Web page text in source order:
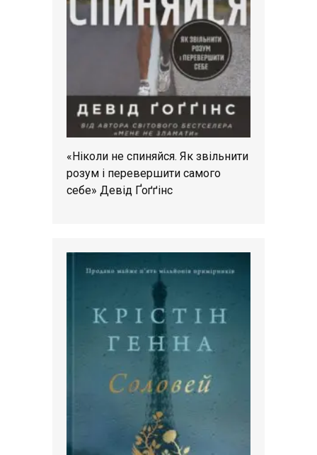
«Ніколи не спиняйся. Як звільнити
розум і перевершити самого
себе» Девід Ґоґґінс